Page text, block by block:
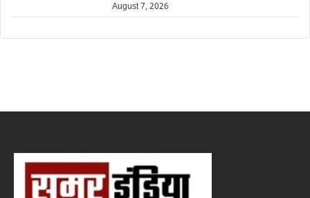
August 7, 2026